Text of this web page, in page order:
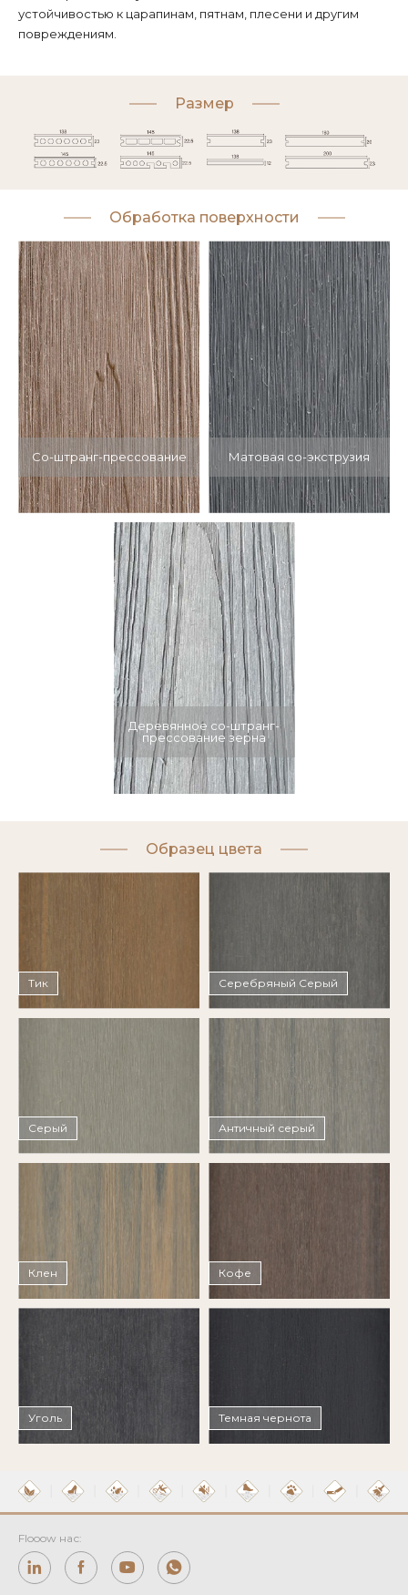
устойчивостью к царапинам, пятнам, плесени и другим
повреждениям.
Размер
Обработка поверхности
Co-штранг-прессование Матовая со-экструзия
Деревянное со-штранг-
прессование зерна
Образец цвета
Тик Серебряный Серый
Серый Античный серый
Клен Кофе
Уголь Темная чернота
Flooow нас: